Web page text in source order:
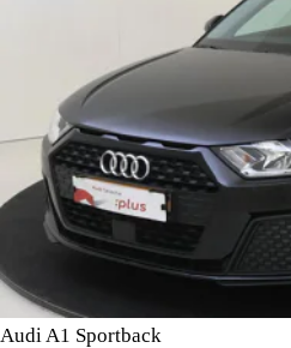
Audi A1 Sportback